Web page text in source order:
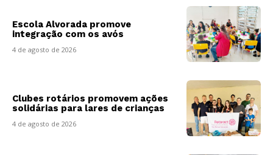
Escola Alvorada promove
integração com os avós
4 de agosto de 2026
Clubes rotários promovem ações
solidárias para lares de crianças
4 de agosto de 2026